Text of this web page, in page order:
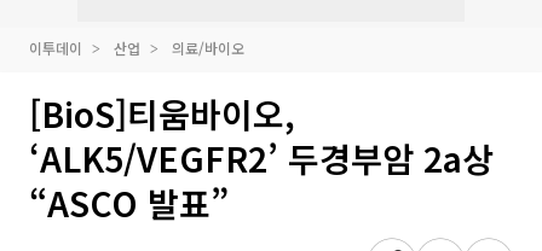
이투데이 산업 의료/바이오
[BioS]티움바이오,
‘ALK5/VEGFR2’ 두경부암 2a상
“ASCO 발표”